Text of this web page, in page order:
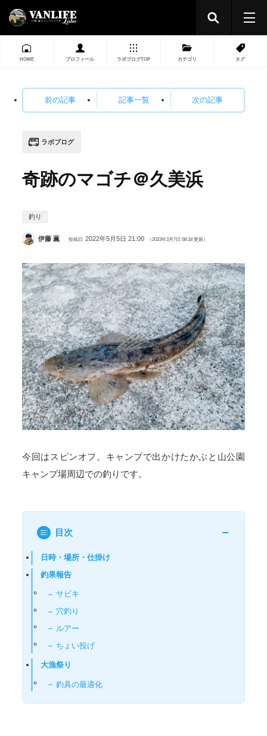
HOME プロフィール ラボブログTOP カテゴリ タグ
前の記事 記事一覧 次の記事
ラボブログ
奇跡のマゴチ＠久美浜
釣り
伊藤 薫 投稿日 2022年5月5日 21:00 （2023年3月7日 08:18 更新）
今回はスピンオフ。キャンプで出かけたかぶと山公園
キャンプ場周辺での釣りです。
目次
日時・場所・仕掛け
釣果報告
サビキ
穴釣り
ルアー
ちょい投げ
大漁祭り
釣具の最適化